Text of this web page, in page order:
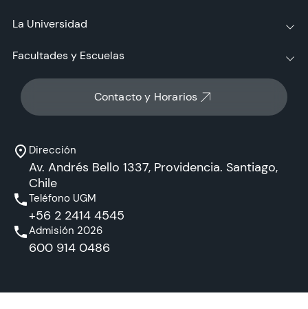
Contacto y Horarios
Dirección
Av. Andrés Bello 1337, Providencia. Santiago,
Chile
Teléfono UGM
+56 2 2414 4545
Admisión 2026
600 914 0486
La Universidad
Facultades y Escuelas